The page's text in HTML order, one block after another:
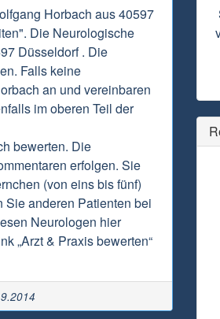
Horbach aus 40597
Die Neurologische
Düsseldorf . Die
Falls keine
an und vereinbaren
im oberen Teil der
bewerten. Die
erfolgen. Sie
(von eins bis fünf)
Sie anderen Patienten bei
Neurologen hier
„Arzt & Praxis bewerten“